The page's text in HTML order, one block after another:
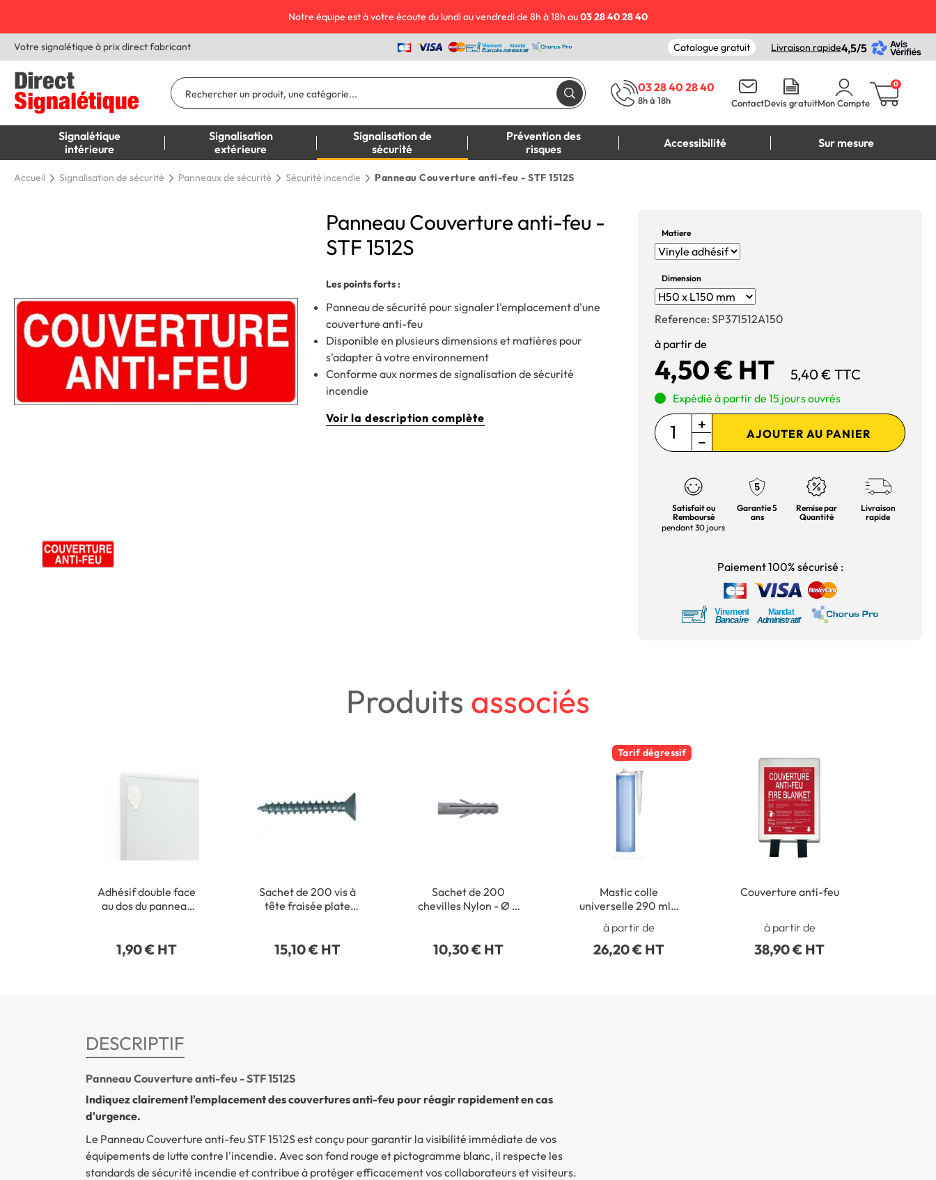
Notre équipe est à votre écoute du lundi au vendredi de 8h à 18h au03 28 40 28 40
Votre signalétique à prix direct fabricant Catalogue gratuit Livraison rapide4,5/5
03 28 40 28 40
8h à 18h ContactDevis gratuitMon Compte
0
Signalétique
intérieure
Signalisation
extérieure
Signalisation de
sécurité
Prévention des
risques
Accessibilité Sur mesure
Accueil Signalisation de sécurité Panneaux de sécurité Sécurité incendie Panneau Couverture anti-feu - STF 1512S
Panneau Couverture anti-feu -
STF 1512S
Les points forts :
Panneau de sécurité pour signaler l'emplacement d'une
couverture anti-feu
Disponible en plusieurs dimensions et matières pour
s'adapter à votre environnement
Conforme aux normes de signalisation de sécurité
incendie
Voir la description complète
Matiere
Dimension
Reference: SP371512A150
à partir de
4,50 € HT 5,40 € TTC
Expédié à partir de 15 jours ouvrés
AJOUTER AU PANIER
Satisfait ou
Remboursé
pendant 30 jours
Garantie 5
ans
Remise par
Quantité
Livraison
rapide
Paiement 100% sécurisé :
Produits associés
Adhésif double face
au dos du panneau
1,90 € HT
Sachet de 200 vis à
tête fraisée plate
15,10 € HT
Sachet de 200
chevilles Nylon - Ø 5
10,30 € HT
Tarif dégressif
Mastic colle
universelle 290 ml -
Usage intérieur
à partir de
26,20 € HT
Couverture anti-feu
à partir de
38,90 € HT
DESCRIPTIF
Panneau Couverture anti-feu - STF 1512S
Indiquez clairement l'emplacement des couvertures anti-feu pour réagir rapidement en cas
d'urgence.
Le Panneau Couverture anti-feuSTF 1512S est conçu pour garantir la visibilité immédiate de vos
équipements de lutte contre l'incendie. Avec son fond rouge et pictogramme blanc, il respecte les
standards de sécurité incendie et contribue à protéger efficacement vos collaborateurs et visiteurs.